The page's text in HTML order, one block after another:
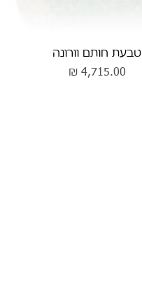
תצוגה מהירה
טבעת חותם וורונה
מחיר